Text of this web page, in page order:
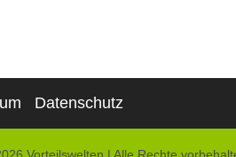
Datenschutz